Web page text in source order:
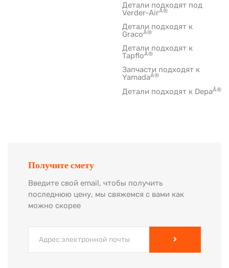
Детали подходят под
Verder-AirÂ®
Детали подходят к
GracoÂ®
Детали подходят к
TapfloÂ®
Запчасти подходят к
YamadaÂ®
Детали подходят к DepaÂ®
Получите смету
Введите свой email, чтобы получить
последнюю цену, мы свяжемся с вами как
можно скорее